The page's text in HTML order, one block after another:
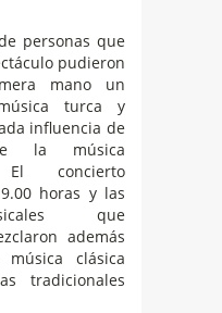
personas que
pudieron
mano un
turca y
influencia de
la música
El concierto
horas y las
que
además
clásica
tradicionales